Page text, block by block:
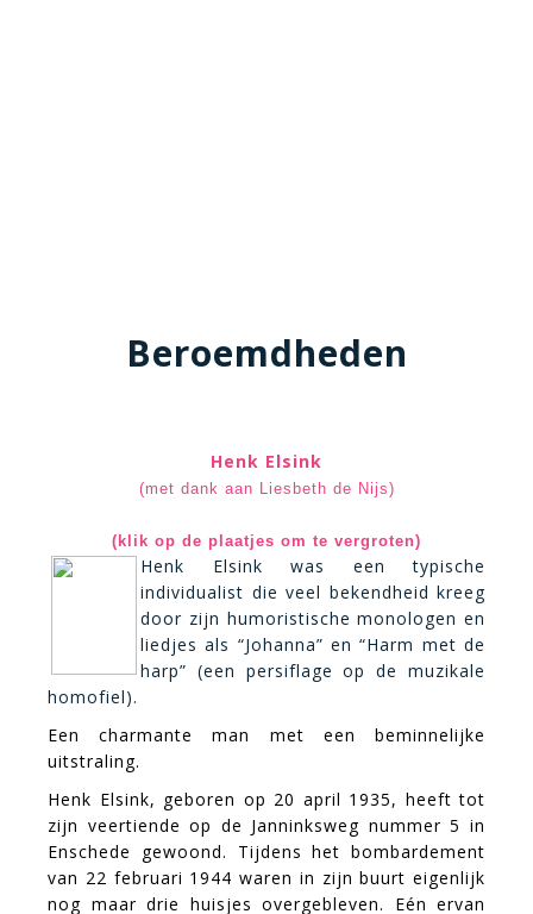
Beroemdheden
Henk Elsink
(met dank aan Liesbeth de Nijs)
(klik op de plaatjes om te vergroten)
Henk Elsink was een typische
individualist die veel bekendheid kreeg
door zijn humoristische monologen en
liedjes als “Johanna” en “Harm met de
harp” (een persiflage op de muzikale
homofiel).
Een charmante man met een beminnelijke
uitstraling.
Henk Elsink, geboren op 20 april 1935, heeft tot
zijn veertiende op de Janninksweg nummer 5 in
Enschede gewoond. Tijdens het bombardement
van 22 februari 1944 waren in zijn buurt eigenlijk
nog maar drie huisjes overgebleven. Eén ervan